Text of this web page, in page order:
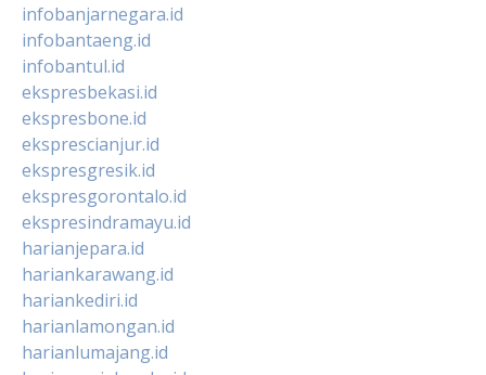
infobanjarnegara.id
infobantaeng.id
infobantul.id
ekspresbekasi.id
ekspresbone.id
eksprescianjur.id
ekspresgresik.id
ekspresgorontalo.id
ekspresindramayu.id
harianjepara.id
hariankarawang.id
hariankediri.id
harianlamongan.id
harianlumajang.id